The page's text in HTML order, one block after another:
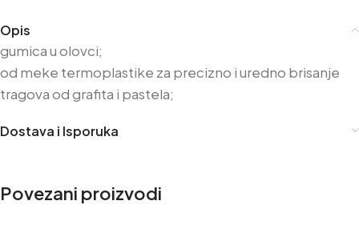
Opis
gumica u olovci;
od meke termoplastike za precizno i uredno brisanje
tragova od grafita i pastela;
Dostava i Isporuka
Povezani proizvodi